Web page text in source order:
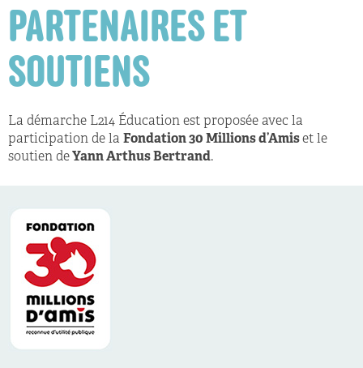
PARTENAIRES ET
SOUTIENS
La démarche L214 Éducation est proposée avec la
participation de la Fondation 30 Millions d’Amiset le
soutien deYann Arthus Bertrand.